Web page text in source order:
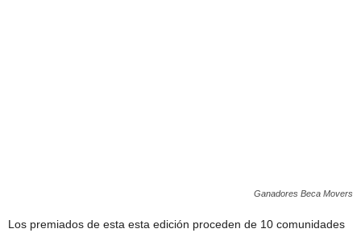
Ganadores Beca Movers
Los premiados de esta esta edición proceden de 10 comunidades